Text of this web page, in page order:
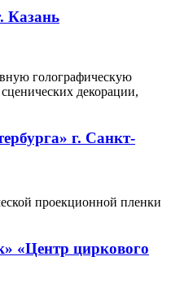
Казань
голографическую
декорации,
г. Санкт-
проекционной пленки
«Центр циркового